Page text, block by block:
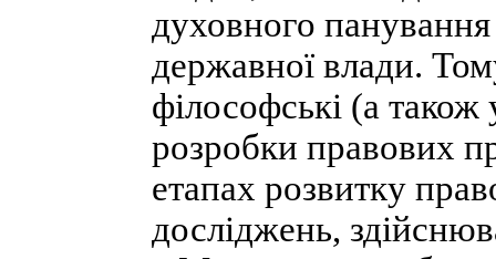
духовного панування
державної влади.
філософські (а також
розробки правових
етапах розвитку
досліджень,